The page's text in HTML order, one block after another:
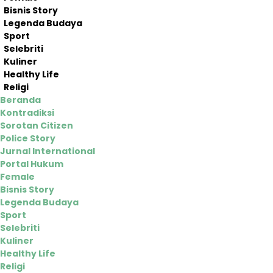
Bisnis Story
Legenda Budaya
Sport
Selebriti
Kuliner
Healthy Life
Religi
Beranda
Kontradiksi
Sorotan Citizen
Police Story
Jurnal International
Portal Hukum
Female
Bisnis Story
Legenda Budaya
Sport
Selebriti
Kuliner
Healthy Life
Religi